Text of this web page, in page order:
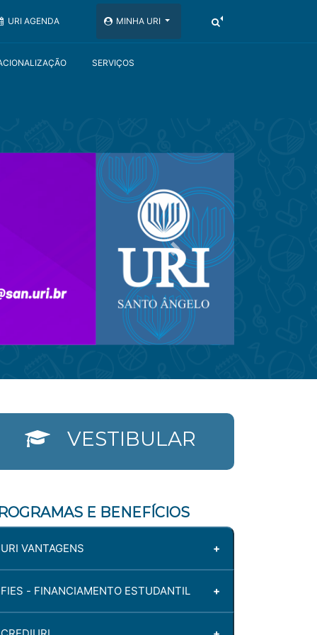
URI AGENDA MINHA URI
SERVIÇOS
Próximo
VESTIBULAR
E BENEFÍCIOS
URI VANTAGENS
URI Vantagens
FIES - FINANCIAMENTO ESTUDANTIL